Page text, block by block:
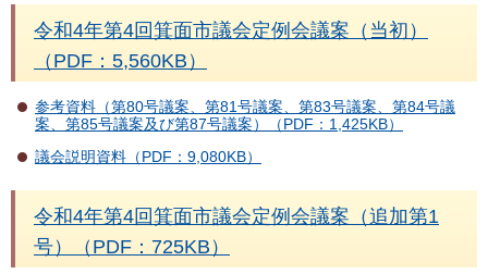
令和4年第4回箕面市議会定例会議案（当初）
（PDF：5,560KB）
参考資料（第80号議案、第81号議案、第83号議案、第84号議
案、第85号議案及び第87号議案）（PDF：1,425KB）
議会説明資料（PDF：9,080KB）
令和4年第4回箕面市議会定例会議案（追加第1
号）（PDF：725KB）